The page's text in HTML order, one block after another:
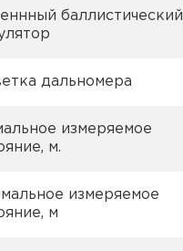
баллистический
дальномера
измеряемое
м.
измеряемое
м